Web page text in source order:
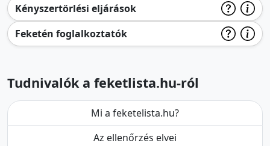
Kényszertörlési eljárások
Feketén foglalkoztatók
Tudnivalók a feketlista.hu-ról
Mi a feketelista.hu?
Az ellenőrzés elvei